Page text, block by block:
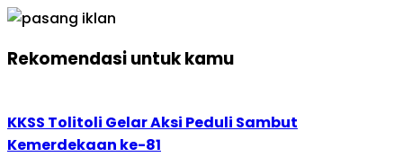
Rekomendasi untuk kamu
KKSS Tolitoli Gelar Aksi Peduli Sambut
Kemerdekaan ke-81